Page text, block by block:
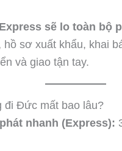
sẽ lo toàn bộ
hồ sơ xuất khẩu, khai
và giao tận tay.
đi Đức mất bao lâu?
nhanh (Express):